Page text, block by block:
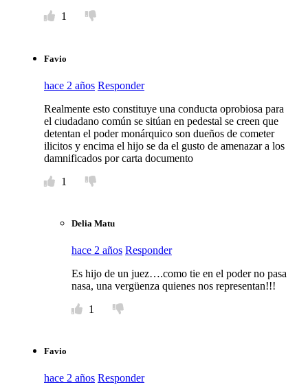
1
Favio
hace 2 años Responder
Realmente esto constituye una conducta oprobiosa para
el ciudadano común se sitúan en pedestal se creen que
detentan el poder monárquico son dueños de cometer
ilicitos y encima el hijo se da el gusto de amenazar a los
damnificados por carta documento
1
Delia Matu
hace 2 años Responder
Es hijo de un juez….como tie en el poder no pasa
nasa, una vergüenza quienes nos representan!!!
1
Favio
hace 2 años Responder